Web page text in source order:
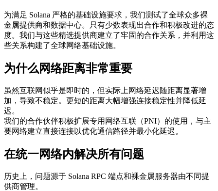
为满足 Solana 严格的基础设施要求，我们测试了全球众多裸
金属提供商和数据中心。只有少数表现出合作和积极改进的态
度。我们与这些精选提供商建立了牢固的合作关系，并利用这
些关系构建了全球网络基础设施。
为什么网络距离非常重要
虽然互联网似乎是即时的，但实际上网络延迟随距离显著增
加，导致不稳定。更短的距离大幅增强连接稳定性并降低延
迟。
我们的合作伙伴积极扩展专用网络互联（PNI）的使用，与主
要网络建立直接连接以优化通信路径并最小化延迟。
在统一网络内解决所有问题
历史上，问题源于 Solana RPC 端点和裸金属服务器由不同提
供商管理。